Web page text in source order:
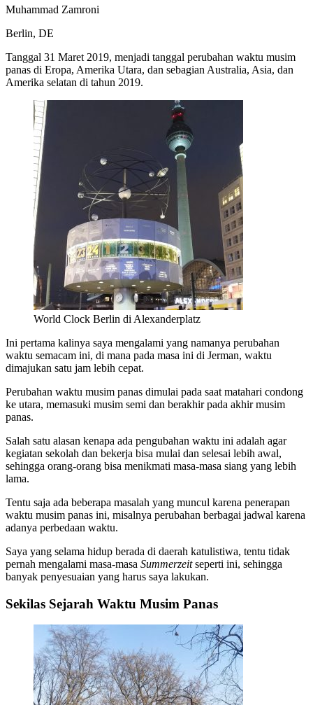
Muhammad Zamroni
Berlin, DE
Tanggal 31 Maret 2019, menjadi tanggal perubahan waktu musim
panas di Eropa, Amerika Utara, dan sebagian Australia, Asia, dan
Amerika selatan di tahun 2019.
World Clock Berlin di Alexanderplatz
Ini pertama kalinya saya mengalami yang namanya perubahan
waktu semacam ini, di mana pada masa ini di Jerman, waktu
dimajukan satu jam lebih cepat.
Perubahan waktu musim panas dimulai pada saat matahari condong
ke utara, memasuki musim semi dan berakhir pada akhir musim
panas.
Salah satu alasan kenapa ada pengubahan waktu ini adalah agar
kegiatan sekolah dan bekerja bisa mulai dan selesai lebih awal,
sehingga orang-orang bisa menikmati masa-masa siang yang lebih
lama.
Tentu saja ada beberapa masalah yang muncul karena penerapan
waktu musim panas ini, misalnya perubahan berbagai jadwal karena
adanya perbedaan waktu.
Saya yang selama hidup berada di daerah katulistiwa, tentu tidak
pernah mengalami masa-masa Summerzeitseperti ini, sehingga
banyak penyesuaian yang harus saya lakukan.
Sekilas Sejarah Waktu Musim Panas